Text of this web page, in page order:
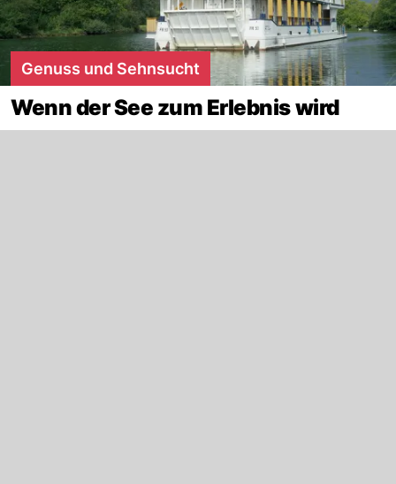
Genuss und Sehnsucht
Wenn der See zum Erlebnis wird